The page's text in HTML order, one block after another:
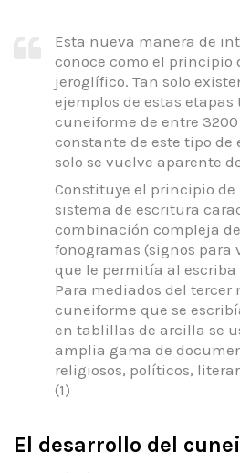
Esta nueva manera de
conoce como el principio
jeroglífico. Tan solo
ejemplos de estas etapas
cuneiforme de entre 3200
constante de este tipo de
solo se vuelve aparente
Constituye el principio de
sistema de escritura
combinación compleja
fonogramas (signos para
que le permitía al escriba
Para mediados del tercer
cuneiforme que se
en tablillas de arcilla se
amplia gama de
religiosos, políticos,
(1)
El desarrollo del